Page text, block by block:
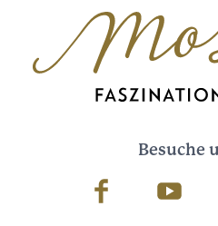
Besuche
Facebook Youtube